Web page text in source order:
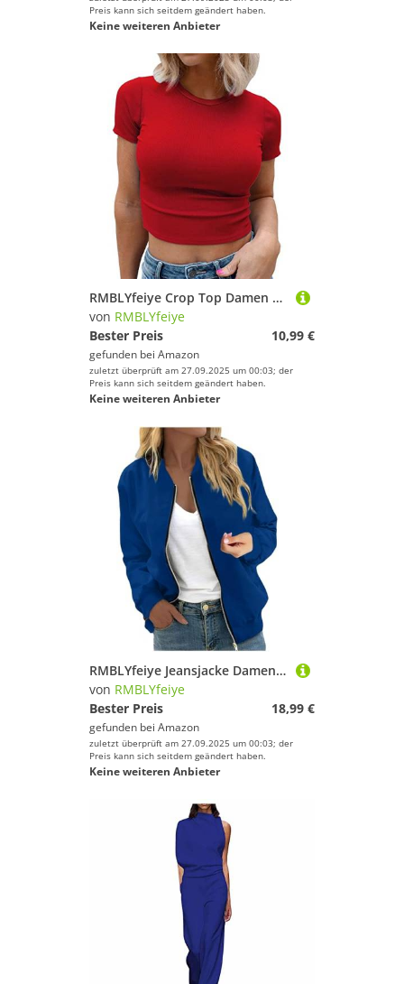
Preis kann sich seitdem geändert haben.
Keine weiteren Anbieter
RMBLYfeiye Crop Top Damen Rundhals Einfarbiges Gerippt Kurzarm Y2K Top Slim Fit Party Tops Sommer Blusen Eng Basic T Shirt Yoga Shirt Gym Tank Top Sport Shirt Festliche Oberteile
von RMBLYfeiye
Bester Preis
10,99 €
gefunden bei Amazon
zuletzt überprüft am 27.09.2025 um 00:03; der
Preis kann sich seitdem geändert haben.
Keine weiteren Anbieter
RMBLYfeiye Jeansjacke Damen Kurz Sweatjacke Ohne Kapuze Regenjacken Für Hunde Mit Aufdruck Bürojacke Reißverschluss Regenjacke Atmungsaktiv
von RMBLYfeiye
Bester Preis
18,99 €
gefunden bei Amazon
zuletzt überprüft am 27.09.2025 um 00:03; der
Preis kann sich seitdem geändert haben.
Keine weiteren Anbieter